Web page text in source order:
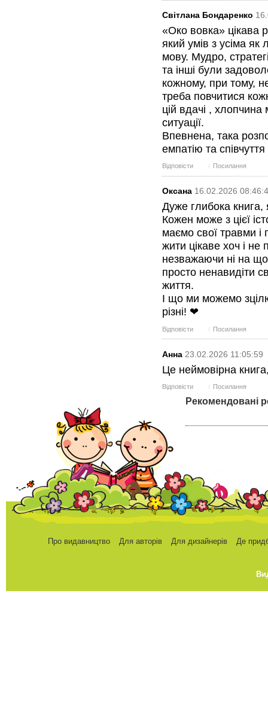
Світлана Бондаренко
«Око вовка» цікава
який умів з усіма
мову. Мудро,
та інші були
кожному, при тому,
треба повчитися
цій вдачі , хлопчина
ситуації.
Впевнена, така
емпатію та
Відповісти Посилання
Оксана 16.02.2026
Дуже глибока книга,
Кожен може з цієї
маємо свої травми і
жити цікаве хоч і не
незважаючи ні на
просто ненавидіти
життя.
І що ми можемо
різні! ❤
Відповісти Посилання
Анна 23.02.2026 11:05:59
Це неймовірна
Відповісти Посилання
Рекомендовані
Про видавництво Для авторів Для дизайнерів Де